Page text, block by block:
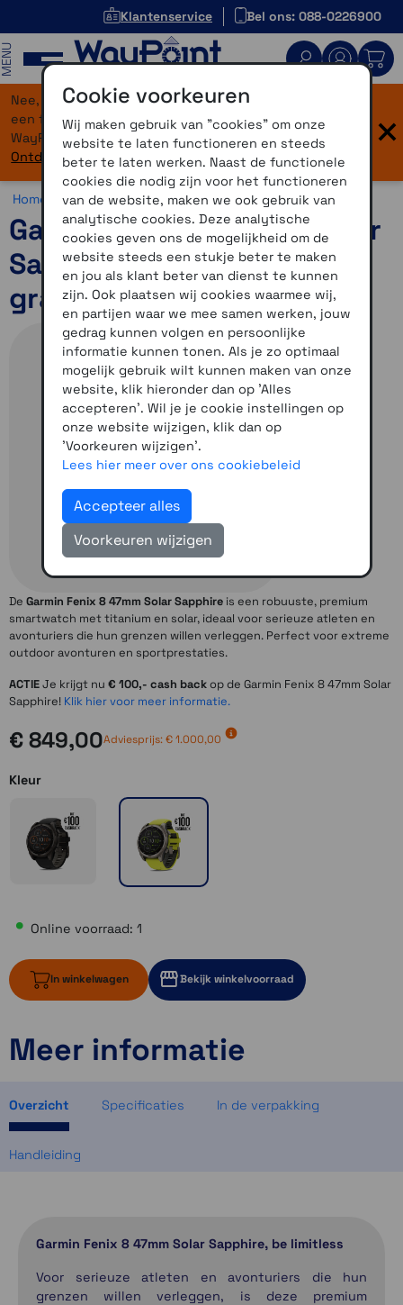
Klantenservice Bel ons: 088-0226900
Nee, je bent niet verdwaald! Onze website heeft
een flinke upgrade gekregen. Dezelfde vertrouwde
WayPoint-service, maar dan in een modern jasje.
Ontdek hier wat er allemaal nieuw is.
×
Home >Horloges >Avontuur > Garmin Fenix 8 (47 mm)
Garmin Fenix 8 47mm Solar
Sapphire titanium - geel
graphite
De Garmin Fenix 8 47mm Solar Sapphire is een robuuste, premium
smartwatch met titanium en solar, ideaal voor serieuze atleten en
avonturiers die hun grenzen willen verleggen. Perfect voor extreme
outdoor avonturen en sportprestaties.
ACTIEJe krijgt nu € 100,- cash backop de Garmin Fenix 8 47mm Solar
Sapphire! Klik hier voor meer informatie.
€ 849,00Adviesprijs: € 1.000,00
Kleur
Online voorraad: 1
In winkelwagen Bekijk winkelvoorraad
1 op voorraad
1 op voorraad
Meer informatie
Overzicht Specificaties In de verpakking
Handleiding
Garmin Fenix 8 47mm Solar Sapphire, be limitless
Voor serieuze atleten en avonturiers die hun
grenzen willen verleggen, is deze premium
Cookie voorkeuren
Wij maken gebruik van "cookies" om onze
website te laten functioneren en steeds
beter te laten werken. Naast de functionele
cookies die nodig zijn voor het functioneren
van de website, maken we ook gebruik van
analytische cookies. Deze analytische
cookies geven ons de mogelijkheid om de
website steeds een stukje beter te maken
en jou als klant beter van dienst te kunnen
zijn. Ook plaatsen wij cookies waarmee wij,
en partijen waar we mee samen werken, jouw
gedrag kunnen volgen en persoonlijke
informatie kunnen tonen. Als je zo optimaal
mogelijk gebruik wilt kunnen maken van onze
website, klik hieronder dan op 'Alles
accepteren'. Wil je je cookie instellingen op
onze website wijzigen, klik dan op
'Voorkeuren wijzigen'.
Lees hier meer over ons cookiebeleid
Accepteer alles
Voorkeuren wijzigen